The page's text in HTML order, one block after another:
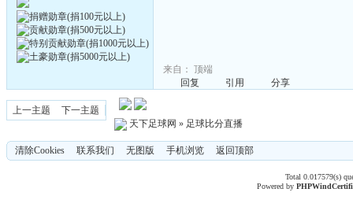
来自： 顶端
回复
引用 分享
上一主题
下一主题
天下足球网 » 足球比分直播
清除Cookies 联系我们 无图版 手机浏览 返回顶部
Total 0.017579(s)
Powered byPHPWind